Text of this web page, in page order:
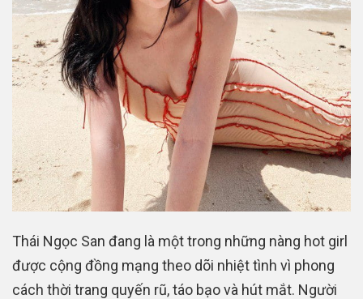
Thái Ngọc San đang là một trong những nàng hot girl
được cộng đồng mạng theo dõi nhiệt tình vì phong
cách thời trang quyến rũ, táo bạo và hút mắt. Người